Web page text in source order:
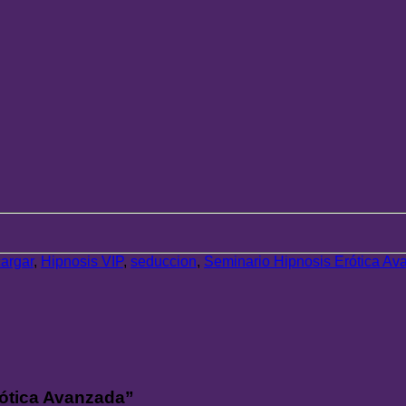
, Hipnosis VIP, seduccion, Seminario Hipnosis Erótica
Avanzada”